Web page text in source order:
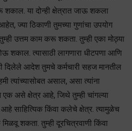
या दोन्ही क्षेत्रात जाऊ शकला
ज्या ठिकाणी तुमच्या गुणांचा उपयोग
उत्तम काम करू शकता. तुम्ही एका मोठ्या
शकाल. त्यासाठी लागणारा धीटपणा आणि
दिलेले आदेश तुमचे कर्मचारी सहज मानतील
त्यांच्यासोबत असाल, असा त्यांना
एक असे क्षेत्र आहे, जिथे तुम्ही चांगल्या
साहित्यिक किंवा कलेचे क्षेत्र. त्यामुळेच
शकता. तुम्ही दूरचित्रवाणी किंवा